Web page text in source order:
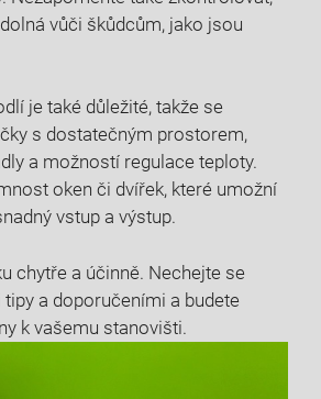
vůči škůdcům, jako ⁢jsou
je také důležité, ​takže se
s dostatečným ‍prostorem,
a‍ možností regulace teploty.
oken ​či ​dvířek, které umožní‍
vstup a výstup.
⁣chytře​ a účinně. Nechejte ​se
a doporučeními a⁣ budete
k vašemu stanovišti.